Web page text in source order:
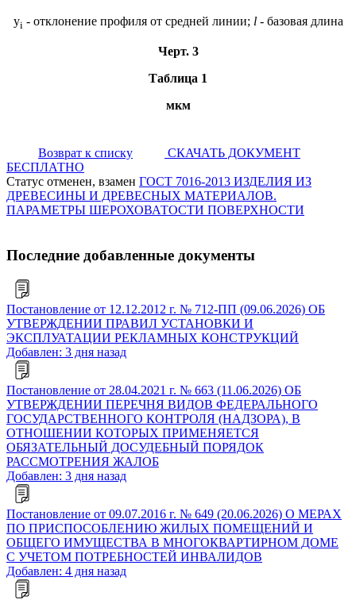
yi - отклонение профиля от средней линии; l- базовая длина
Черт. 3
Таблица 1
мкм
Возврат к списку
СКАЧАТЬ ДОКУМЕНТ
БЕСПЛАТНО
Статус отменен, взамен ГОСТ 7016-2013 ИЗДЕЛИЯ ИЗ
ДРЕВЕСИНЫ И ДРЕВЕСНЫХ МАТЕРИАЛОВ.
ПАРАМЕТРЫ ШЕРОХОВАТОСТИ ПОВЕРХНОСТИ
Последние добавленные документы
Постановление от 12.12.2012 г. № 712-ПП (09.06.2026) ОБ
УТВЕРЖДЕНИИ ПРАВИЛ УСТАНОВКИ И
ЭКСПЛУАТАЦИИ РЕКЛАМНЫХ КОНСТРУКЦИЙ
Добавлен: 3 дня назад
Постановление от 28.04.2021 г. № 663 (11.06.2026) ОБ
УТВЕРЖДЕНИИ ПЕРЕЧНЯ ВИДОВ ФЕДЕРАЛЬНОГО
ГОСУДАРСТВЕННОГО КОНТРОЛЯ (НАДЗОРА), В
ОТНОШЕНИИ КОТОРЫХ ПРИМЕНЯЕТСЯ
ОБЯЗАТЕЛЬНЫЙ ДОСУДЕБНЫЙ ПОРЯДОК
РАССМОТРЕНИЯ ЖАЛОБ
Добавлен: 3 дня назад
Постановление от 09.07.2016 г. № 649 (20.06.2026) О МЕРАХ
ПО ПРИСПОСОБЛЕНИЮ ЖИЛЫХ ПОМЕЩЕНИЙ И
ОБЩЕГО ИМУЩЕСТВА В МНОГОКВАРТИРНОМ ДОМЕ
С УЧЕТОМ ПОТРЕБНОСТЕЙ ИНВАЛИДОВ
Добавлен: 4 дня назад